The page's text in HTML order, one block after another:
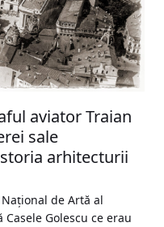
aviator Traian
sale
arhitecturii
de Artă al
Golescu ce erau